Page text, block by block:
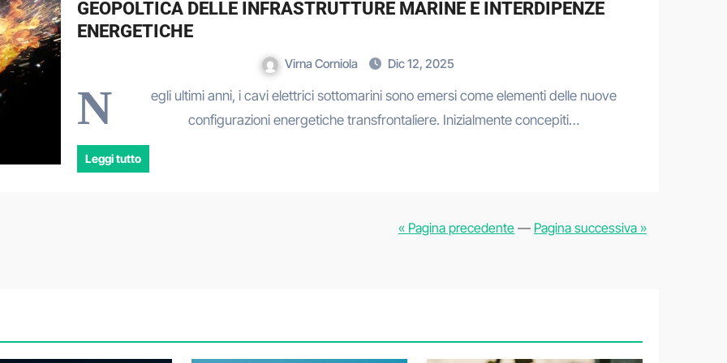
GEOPOLTICA DELLE INFRASTRUTTURE MARINE E INTERDIPENZE
ENERGETICHE
Virna Corniola Dic 12, 2025
N
egli ultimi anni, i cavi elettrici sottomarini sono emersi come elementi delle nuove
configurazioni energetiche transfrontaliere. Inizialmente concepiti…
Leggi tutto
« Pagina precedente — Pagina successiva »